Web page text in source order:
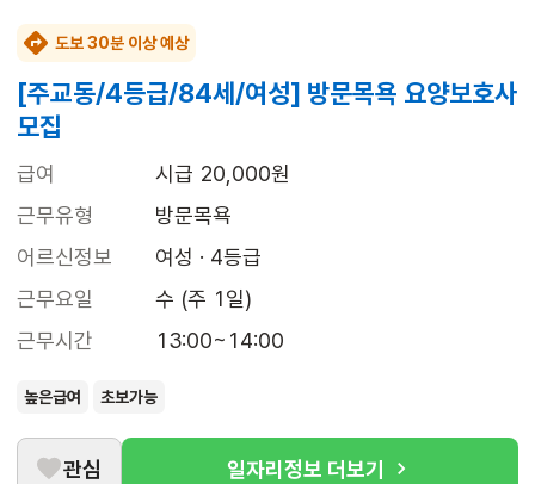
도보 30분 이상 예상
[주교동/4등급/84세/여성] 방문목욕 요양보호사
모집
급여
시급 20,000원
근무유형
방문목욕
어르신정보
여성 · 4등급
근무요일
수 (주 1일)
근무시간
13:00~14:00
높은급여 초보가능
관심 일자리정보 더보기